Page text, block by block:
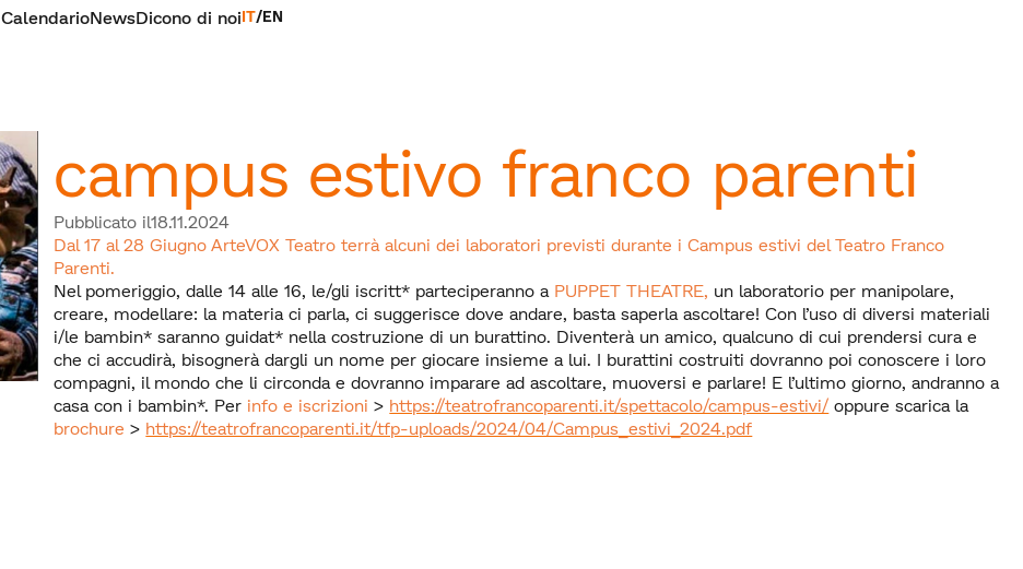
CalendarioNewsDicono di noiIT/EN
campus estivo franco parenti
Pubblicato il18.11.2024
Dal 17 al 28 Giugno ArteVOX Teatro terrà alcuni dei laboratori previsti durante i Campus estivi del Teatro Franco
Parenti.
Nel pomeriggio, dalle 14 alle 16, le/gli iscritt* parteciperanno a PUPPET THEATRE, un laboratorio per manipolare,
creare, modellare: la materia ci parla, ci suggerisce dove andare, basta saperla ascoltare! Con l’uso di diversi materiali
i/le bambin* saranno guidat* nella costruzione di un burattino. Diventerà un amico, qualcuno di cui prendersi cura e
che ci accudirà, bisognerà dargli un nome per giocare insieme a lui. I burattini costruiti dovranno poi conoscere i loro
compagni, il mondo che li circonda e dovranno imparare ad ascoltare, muoversi e parlare! E l’ultimo giorno, andranno a
casa con i bambin*. Per info e iscrizioni > https://teatrofrancoparenti.it/spettacolo/campus-estivi/ oppure scarica la
brochure > https://teatrofrancoparenti.it/tfp-uploads/2024/04/Campus_estivi_2024.pdf